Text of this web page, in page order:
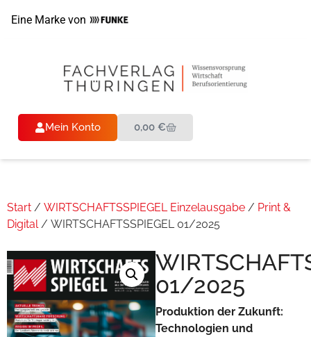
Eine Marke von
Mein Konto 0,00 €
Start / WIRTSCHAFTSSPIEGEL Einzelausgabe / Print &
Digital/ WIRTSCHAFTSSPIEGEL 01/2025
01/2025
Produktion der Zukunft:
Technologien und